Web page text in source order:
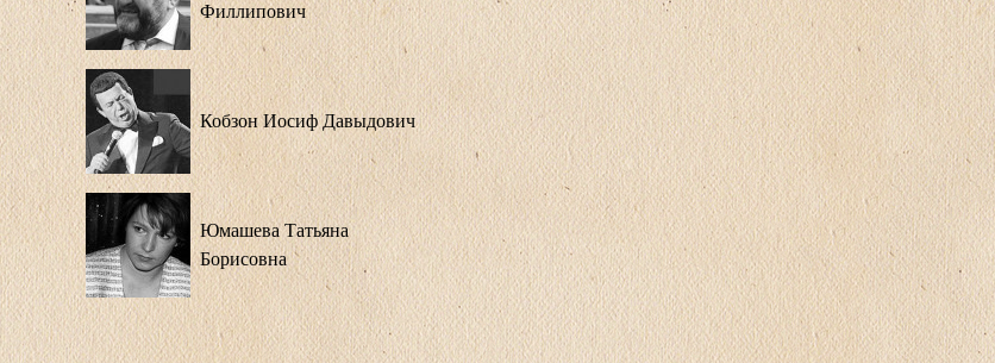
Филлипович
Кобзон Иосиф Давыдович
Юмашева Татьяна
Борисовна